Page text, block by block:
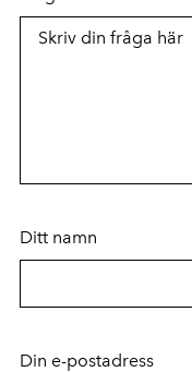
Ditt namn
Din e-postadress